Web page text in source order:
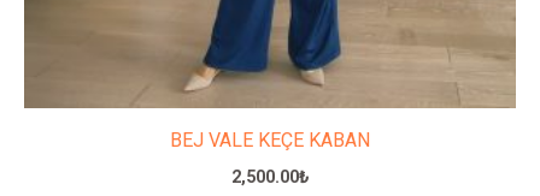
BEJ VALE KEÇE KABAN
2,500.00₺